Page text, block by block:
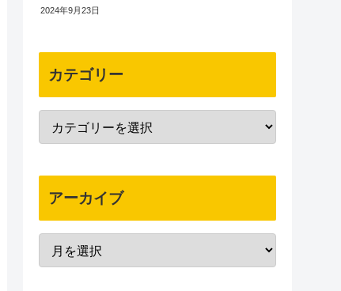
2024年9月23日
カテゴリー
アーカイブ